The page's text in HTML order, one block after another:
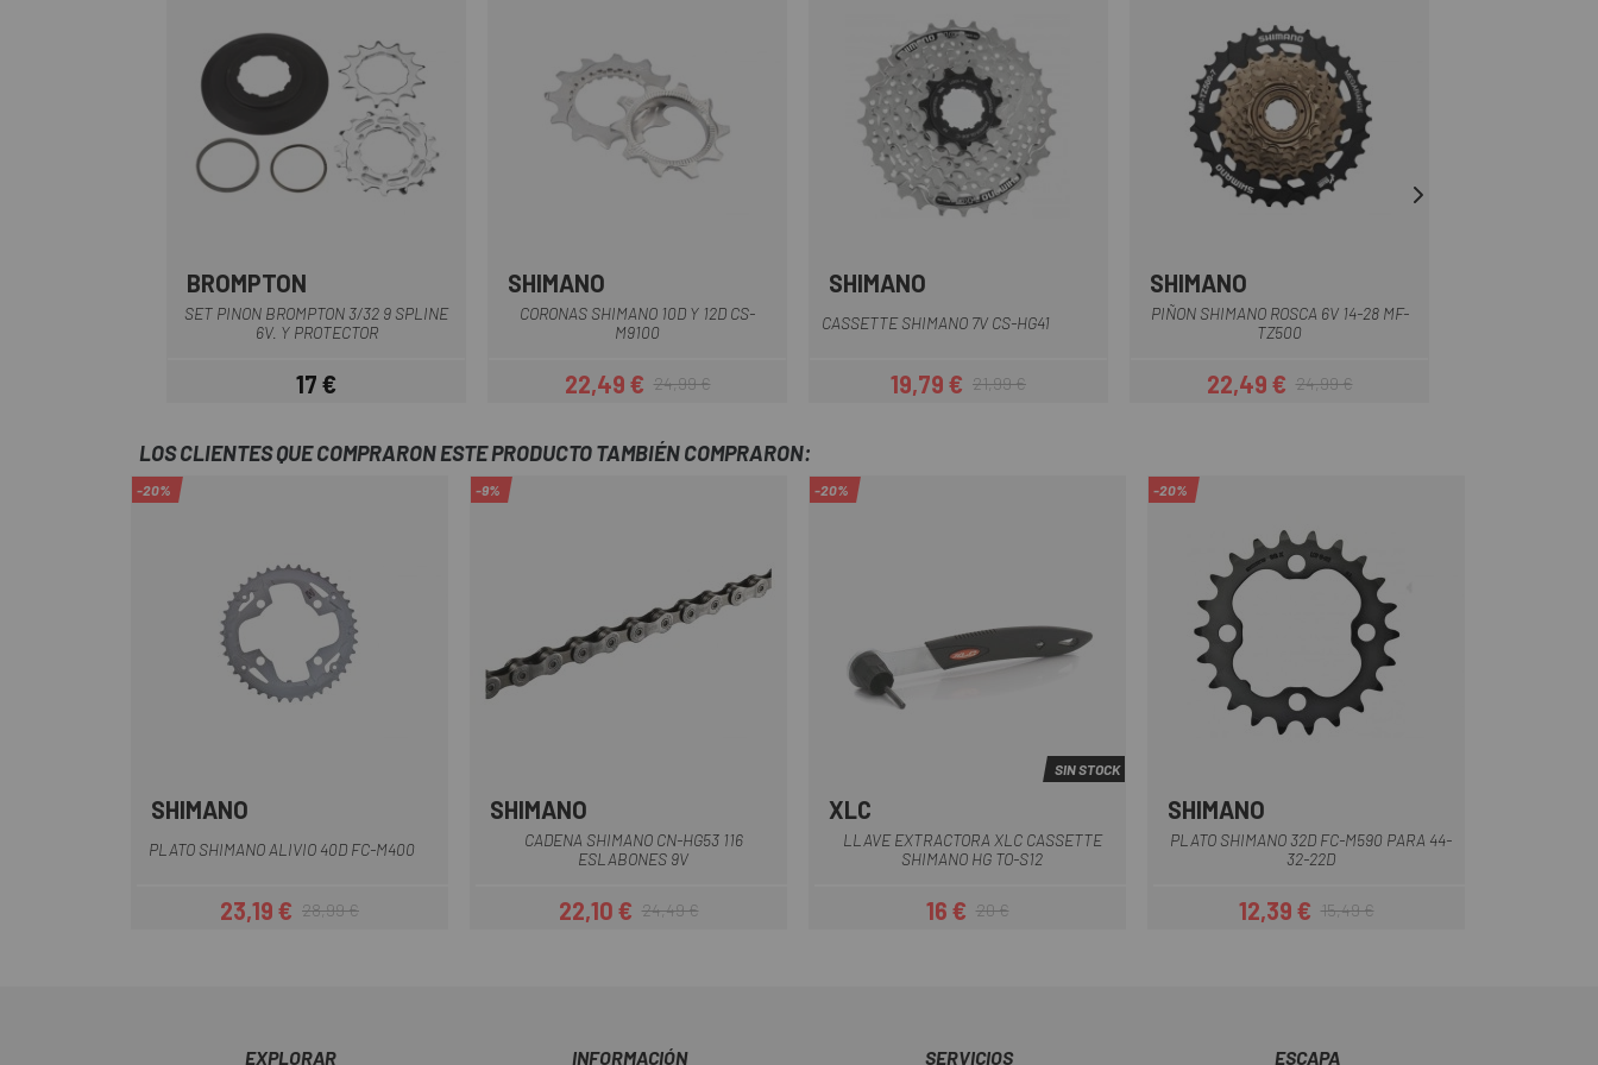
BROMPTON
SET PINON BROMPTON 3/32 9 SPLINE
6V. Y PROTECTOR
Precio
17 €
SHIMANO
CORONAS SHIMANO 10D Y 12D CS-
M9100
Precio
22,49 €Precio regular
24,99 €
SHIMANO
CASSETTE SHIMANO 7V CS-HG41
Precio
19,79 €Precio regular
21,99 €
SHIMANO
PIÑON SHIMANO ROSCA 6V 14-28 MF-
TZ500
Precio
22,49 €Precio regular
24,99 €
LOS CLIENTES QUE COMPRARON ESTE PRODUCTO TAMBIÉN COMPRARON:
-20%
SHIMANO
PLATO SHIMANO ALIVIO 40D FC-M400
Precio
23,19 €Precio regular
28,99 €
-9%
SHIMANO
CADENA SHIMANO CN-HG53 116
ESLABONES 9V
Precio
22,10 €Precio regular
24,49 €
-20%
SIN STOCK
XLC
LLAVE EXTRACTORA XLC CASSETTE
SHIMANO HG TO-S12
Precio
16 € Precio regular
20 €
-20%
SHIMANO
PLATO SHIMANO 32D FC-M590 PARA 44-
32-22D
Precio
12,39 €Precio regular
15,49 €
EXPLORAR INFORMACIÓN SERVICIOS ESCAPA